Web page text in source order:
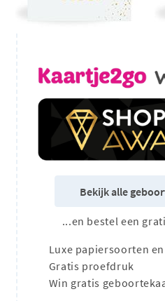
Bekijk alle
...en bestel een
Luxe papiersoorten
Gratis proefdruk
Win gratis